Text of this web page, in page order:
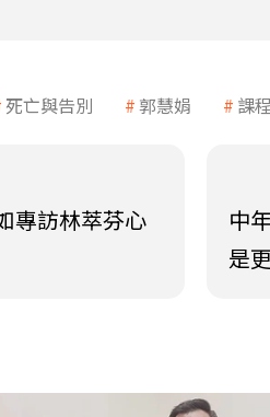
死亡與告別 郭慧娟 課程
專訪林萃芬心
中
是